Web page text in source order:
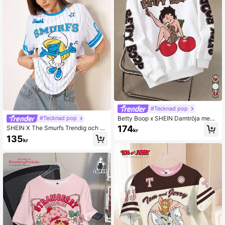
#Tecknad pop
SHEIN X The Smurfs Trendig och m
ångsidig randig t-shirt med rund hal
s och kort ärm för kvinnor.
135kr
#Tecknad pop
Betty Boop x SHEIN Damtröja med r
und hals, avslappnad text och figur,
höst
174kr